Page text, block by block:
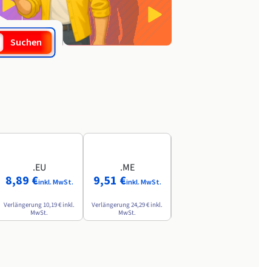
Suchen
.EU
8,89 €inkl. MwSt.
Verlängerung 10,19 € inkl.
MwSt.
.ME
9,51 €inkl. MwSt.
Verlängerung 24,29 € inkl.
MwSt.